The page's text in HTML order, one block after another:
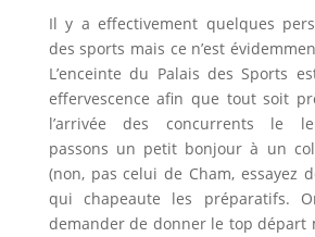
Il y a effectivement quelques
des sports mais ce n’est
L’enceinte du Palais des Sports
effervescence afin que tout soit
l’arrivée des concurrents le
passons un petit bonjour à un
(non, pas celui de Cham, essayez
qui chapeaute les préparatifs.
demander de donner le top départ